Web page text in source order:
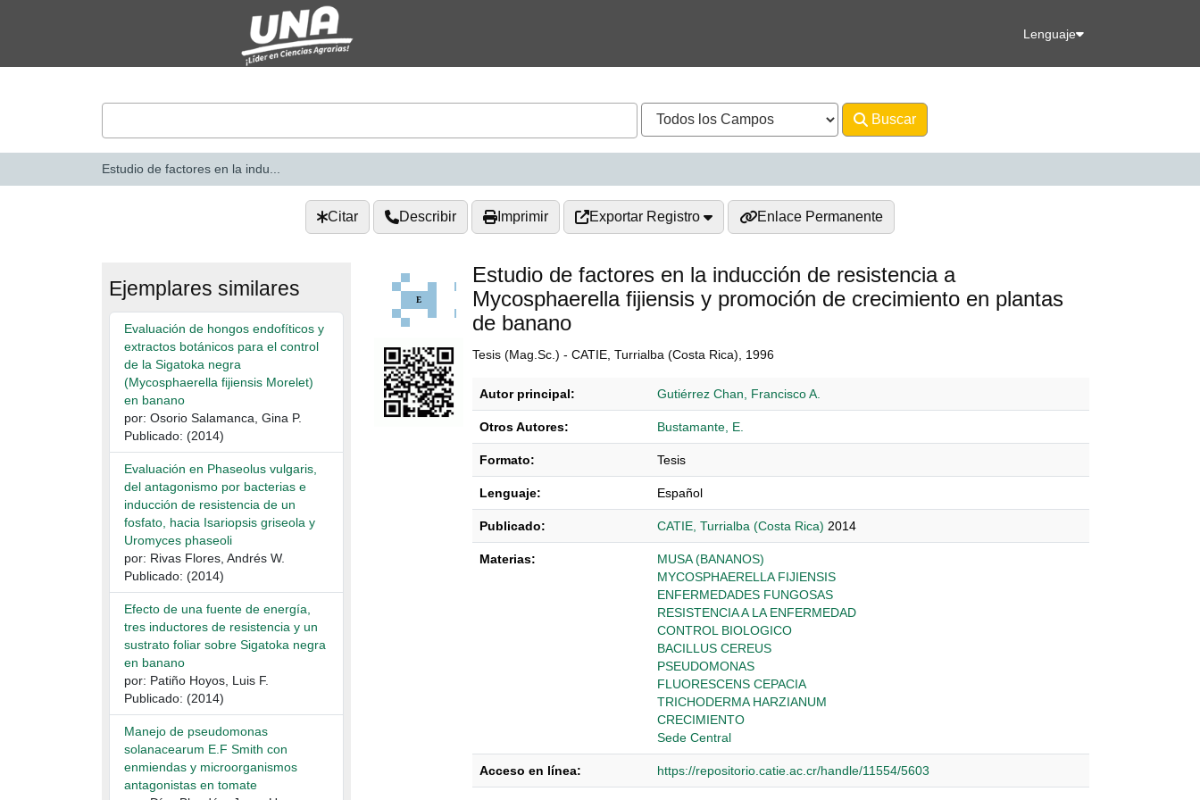
Lenguaje
Buscar
Estudio de factores en la indu...
Citar Describir Imprimir Exportar Registro Enlace Permanente
Estudio de factores en la inducción de resistencia a
Mycosphaerella fijiensis y promoción de crecimiento en plantas
de banano
Tesis (Mag.Sc.) - CATIE, Turrialba (Costa Rica), 1996
Autor principal: Gutiérrez Chan, Francisco A.
Otros Autores: Bustamante, E.
Formato: Tesis
Lenguaje: Español
Publicado: CATIE, Turrialba (Costa Rica) 2014
Materias:
MUSA (BANANOS)
MYCOSPHAERELLA FIJIENSIS
ENFERMEDADES FUNGOSAS
RESISTENCIA A LA ENFERMEDAD
CONTROL BIOLOGICO
BACILLUS CEREUS
PSEUDOMONAS
FLUORESCENS CEPACIA
TRICHODERMA HARZIANUM
CRECIMIENTO
Sede Central
Acceso en línea: https://repositorio.catie.ac.cr/handle/11554/5603
Ejemplares similares
Evaluación de hongos endofíticos y
extractos botánicos para el control
de la Sigatoka negra
(Mycosphaerella fijiensis Morelet)
en banano
por: Osorio Salamanca, Gina P.
Publicado: (2014)
Evaluación en Phaseolus vulgaris,
del antagonismo por bacterias e
inducción de resistencia de un
fosfato, hacia Isariopsis griseola y
Uromyces phaseoli
por: Rivas Flores, Andrés W.
Publicado: (2014)
Efecto de una fuente de energía,
tres inductores de resistencia y un
sustrato foliar sobre Sigatoka negra
en banano
por: Patiño Hoyos, Luis F.
Publicado: (2014)
Manejo de pseudomonas
solanacearum E.F Smith con
enmiendas y microorganismos
antagonistas en tomate